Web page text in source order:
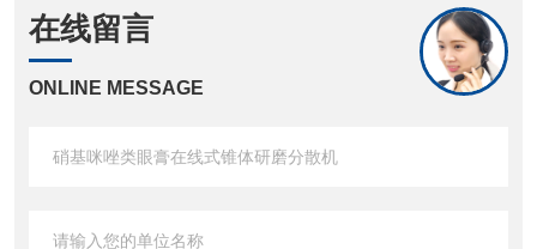
在线留言
ONLINE MESSAGE